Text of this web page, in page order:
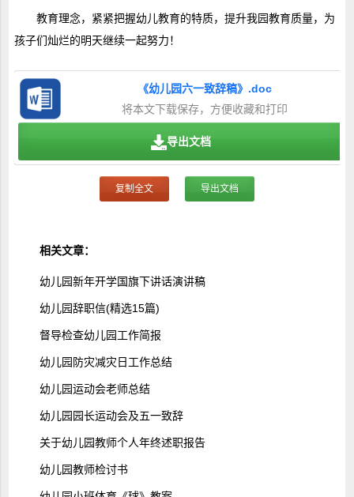
教育理念，紧紧把握幼儿教育的特质，提升我园教育质量，为
孩子们灿烂的明天继续一起努力！
《幼儿园六一致辞稿》.doc
将本文下载保存，方便收藏和打印
导出文档
复制全文 导出文档
相关文章：
幼儿园新年开学国旗下讲话演讲稿
幼儿园辞职信(精选15篇)
督导检查幼儿园工作简报
幼儿园防灾减灾日工作总结
幼儿园运动会老师总结
幼儿园园长运动会及五一致辞
关于幼儿园教师个人年终述职报告
幼儿园教师检讨书